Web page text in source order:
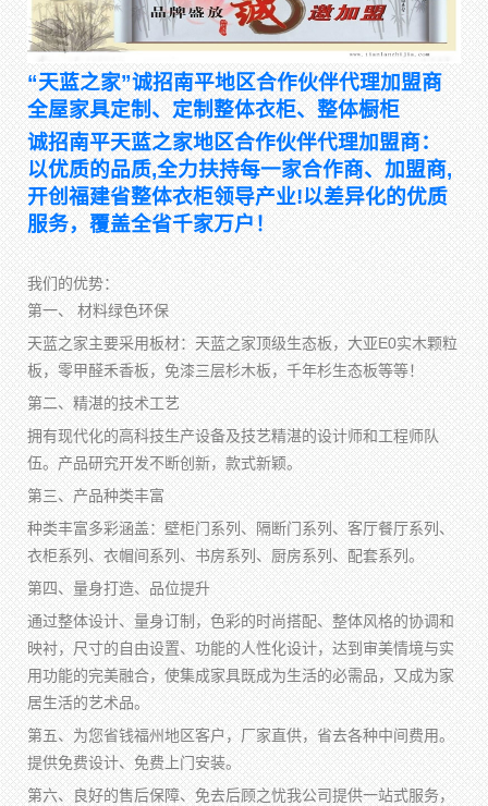
“天蓝之家”诚招南平地区合作伙伴代理加盟商
全屋家具定制、定制整体衣柜、整体橱柜
诚招南平天蓝之家地区合作伙伴代理加盟商：
以优质的品质,全力扶持每一家合作商、加盟商,
开创福建省整体衣柜领导产业!以差异化的优质
服务，覆盖全省千家万户！
我们的优势：
第一、 材料绿色环保
天蓝之家主要采用板材：天蓝之家顶级生态板，大亚E0实木颗粒
板，零甲醛禾香板，免漆三层杉木板，千年杉生态板等等！
第二、精湛的技术工艺
拥有现代化的高科技生产设备及技艺精湛的设计师和工程师队
伍。产品研究开发不断创新，款式新颖。
第三、产品种类丰富
种类丰富多彩涵盖：壁柜门系列、隔断门系列、客厅餐厅系列、
衣柜系列、衣帽间系列、书房系列、厨房系列、配套系列。
第四、量身打造、品位提升
通过整体设计、量身订制，色彩的时尚搭配、整体风格的协调和
映衬，尺寸的自由设置、功能的人性化设计，达到审美情境与实
用功能的完美融合，使集成家具既成为生活的必需品，又成为家
居生活的艺术品。
第五、为您省钱福州地区客户，厂家直供，省去各种中间费用。
提供免费设计、免费上门安装。
第六、良好的售后保障、免去后顾之忧我公司提供一站式服务，